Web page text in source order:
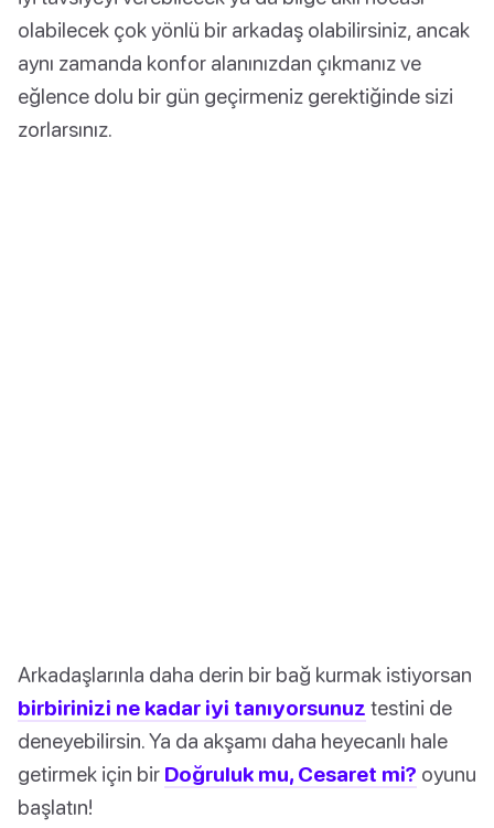
olabilecek çok yönlü bir arkadaş olabilirsiniz, ancak
aynı zamanda konfor alanınızdan çıkmanız ve
eğlence dolu bir gün geçirmeniz gerektiğinde sizi
zorlarsınız.
Arkadaşlarınla daha derin bir bağ kurmak istiyorsan
birbirinizi ne kadar iyi tanıyorsunuz testini de
deneyebilirsin. Ya da akşamı daha heyecanlı hale
getirmek için bir Doğruluk mu, Cesaret mi? oyunu
başlatın!